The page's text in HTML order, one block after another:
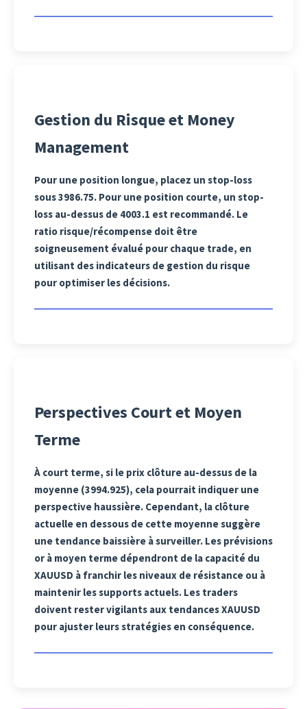
Gestion du Risque et Money
Management
Pour une position longue, placez un stop-loss
sous 3986.75. Pour une position courte, un stop-
loss au-dessus de 4003.1 est recommandé. Le
ratio risque/récompense doit être
soigneusement évalué pour chaque trade, en
utilisant des indicateurs de gestion du risque
pour optimiser les décisions.
Perspectives Court et Moyen
Terme
À court terme, si le prix clôture au-dessus de la
moyenne (3994.925), cela pourrait indiquer une
perspective haussière. Cependant, la clôture
actuelle en dessous de cette moyenne suggère
une tendance baissière à surveiller. Les prévisions
or à moyen terme dépendront de la capacité du
XAUUSD à franchir les niveaux de résistance ou à
maintenir les supports actuels. Les traders
doivent rester vigilants aux tendances XAUUSD
pour ajuster leurs stratégies en conséquence.